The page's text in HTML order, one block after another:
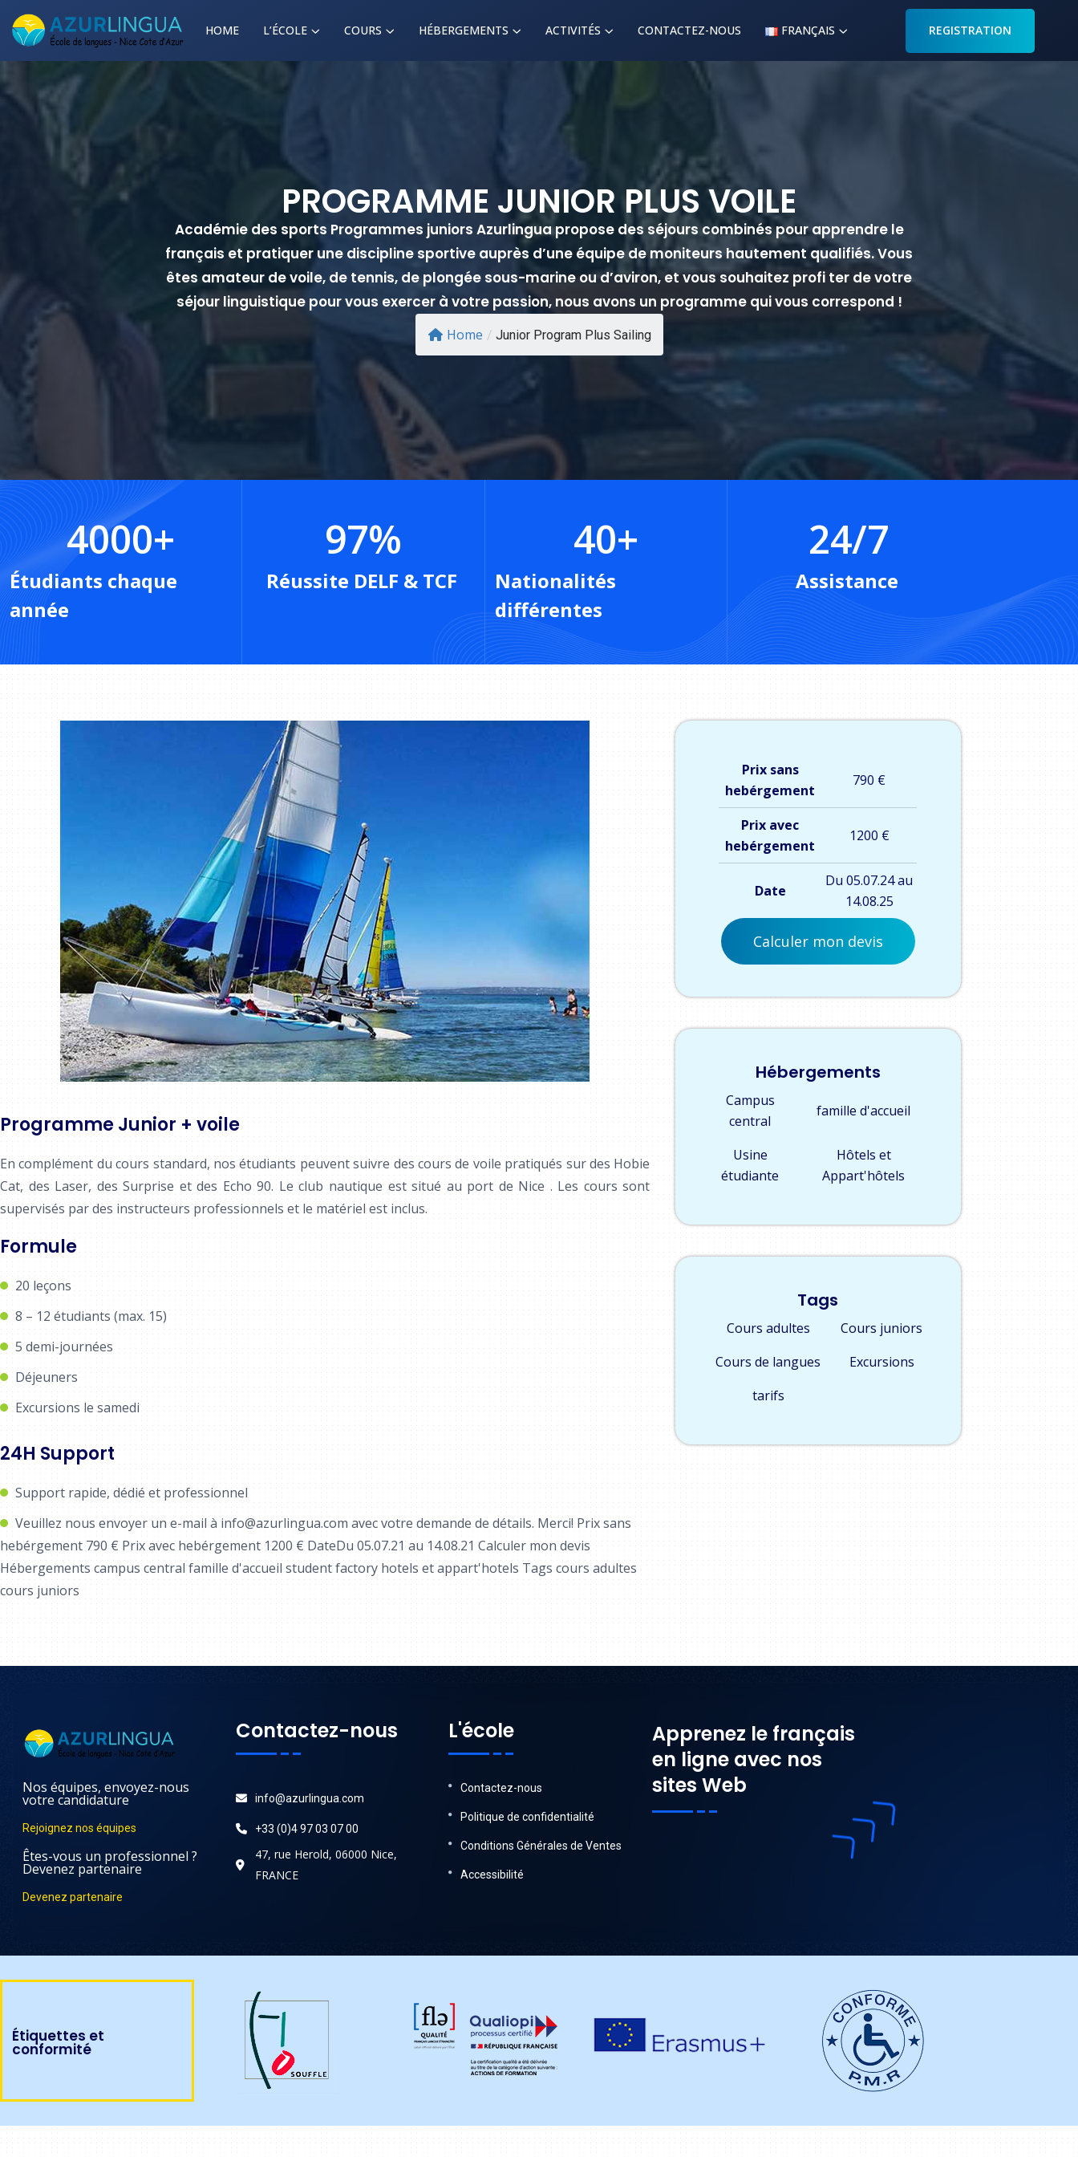
HOME L’ÉCOLE COURS HÉBERGEMENTS ACTIVITÉS CONTACTEZ-NOUS FRANÇAIS REGISTRATION
PROGRAMME JUNIOR PLUS VOILE
Académie des sports Programmes juniors Azurlingua propose des séjours combinés pour apprendre le
français et pratiquer une discipline sportive auprès d’une équipe de moniteurs hautement qualifiés. Vous
êtes amateur de voile, de tennis, de plongée sous-marine ou d’aviron, et vous souhaitez profi ter de votre
séjour linguistique pour vous exercer à votre passion, nous avons un programme qui vous correspond !
Home / Junior Program Plus Sailing
Étudiants chaque
année
4000+
Réussite DELF & TCF
97%
Nationalités
différentes
40+
Assistance
24/7
Programme Junior + voile
En complément du cours standard, nos étudiants peuvent suivre des cours de voile pratiqués sur des Hobie
Cat, des Laser, des Surprise et des Echo 90. Le club nautique est situé au port de Nice . Les cours sont
supervisés par des instructeurs professionnels et le matériel est inclus.
Formule
20 leçons
8 – 12 étudiants (max. 15)
5 demi-journées
Déjeuners
Excursions le samedi
24H Support
Support rapide, dédié et professionnel
Veuillez nous envoyer un e-mail à info@azurlingua.com avec votre demande de détails. Merci! Prix sans
hebérgement 790 € Prix avec hebérgement 1200 € DateDu 05.07.21 au 14.08.21 Calculer mon devis
Hébergements campus central famille d'accueil student factory hotels et appart'hotels Tags cours adultes
cours juniors
Prix sans
hebérgement
790 €
Prix avec
hebérgement
1200 €
Date
Du 05.07.24 au
14.08.25
Calculer mon devis
Hébergements
Campus
central
famille d'accueil
Usine
étudiante
Hôtels et
Appart'hôtels
Tags
Cours adultes
Cours juniors
Cours de langues
Excursions
tarifs
Nos équipes, envoyez-nous
votre candidature
Rejoignez nos équipes
Êtes-vous un professionnel ?
Devenez partenaire
Devenez partenaire
Contactez-nous
info@azurlingua.com
+33 (0)4 97 03 07 00
47, rue Herold, 06000 Nice,
FRANCE
L'école
Contactez-nous
Politique de confidentialité
Conditions Générales de Ventes
Accessibilité
Apprenez le français
en ligne avec nos
sites Web
Étiquettes et
conformité